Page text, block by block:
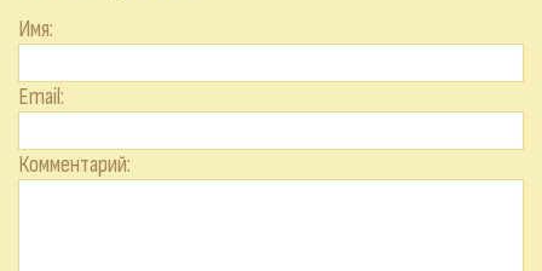
Имя:
Email:
Комментарий: